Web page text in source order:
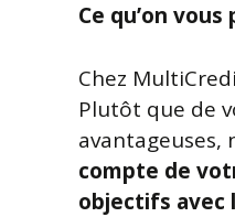
Ce qu’on
Chez
Plutôt que de
avantageuses,
compte de
objectifs avec